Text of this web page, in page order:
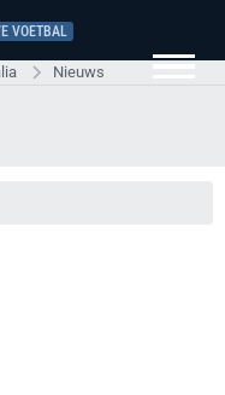
VOETBAL
Nieuws